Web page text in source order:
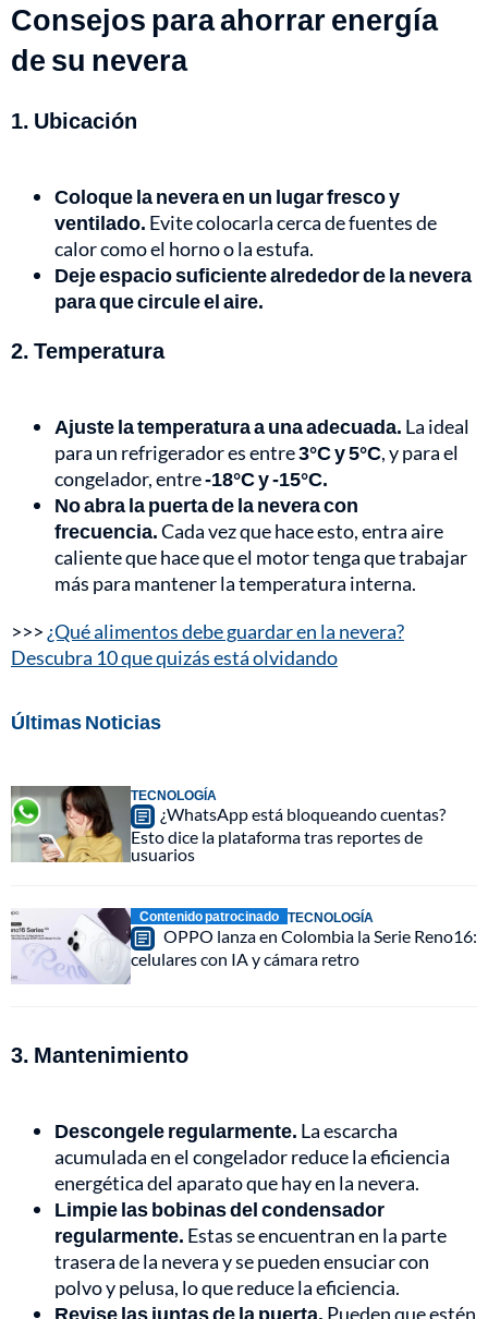
Consejos para ahorrar energía
de su nevera
1. Ubicación
Coloque la nevera en un lugar fresco y
ventilado. Evite colocarla cerca de fuentes de
calor como el horno o la estufa.
Deje espacio suficiente alrededor de la nevera
para que circule el aire.
2. Temperatura
Ajuste la temperatura a una adecuada. La ideal
para un refrigerador es entre3°C y 5°C, y para el
congelador, entre-18°C y -15°C.
No abra la puerta de la nevera con
frecuencia.Cada vez que hace esto, entra aire
caliente que hace que el motor tenga que trabajar
más para mantener la temperatura interna.
>>> ¿Qué alimentos debe guardar en la nevera?
Descubra 10 que quizás está olvidando
Últimas Noticias
TECNOLOGÍA
¿WhatsApp está bloqueando cuentas?
Esto dice la plataforma tras reportes de
usuarios
Contenido patrocinado TECNOLOGÍA
OPPO lanza en Colombia la Serie Reno16:
celulares con IA y cámara retro
3. Mantenimiento
Descongele regularmente. La escarcha
acumulada en el congelador reduce la eficiencia
energética del aparato que hay en la nevera.
Limpie las bobinas del condensador
regularmente. Estas se encuentran en la parte
trasera de la nevera y se pueden ensuciar con
polvo y pelusa, lo que reduce la eficiencia.
Revise las juntas de la puerta. Pueden que estén